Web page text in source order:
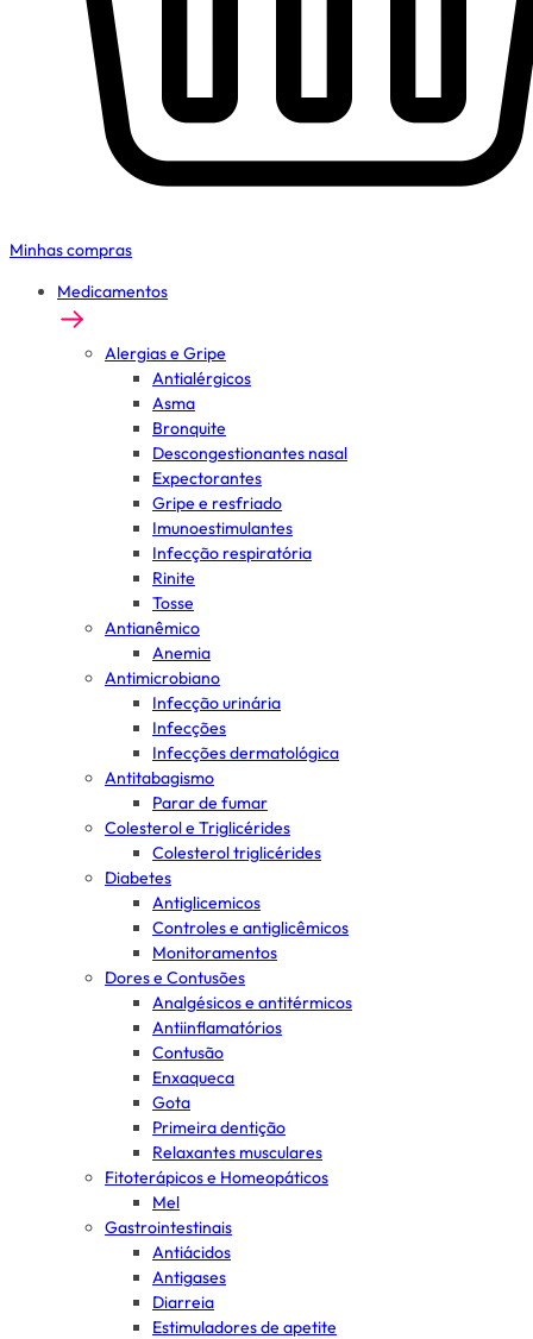
Minhas compras
Medicamentos
Alergias e Gripe
Antialérgicos
Asma
Bronquite
Descongestionantes nasal
Expectorantes
Gripe e resfriado
Imunoestimulantes
Infecção respiratória
Rinite
Tosse
Antianêmico
Anemia
Antimicrobiano
Infecção urinária
Infecções
Infecções dermatológica
Antitabagismo
Parar de fumar
Colesterol e Triglicérides
Colesterol triglicérides
Diabetes
Antiglicemicos
Controles e antiglicêmicos
Monitoramentos
Dores e Contusões
Analgésicos e antitérmicos
Antiinflamatórios
Contusão
Enxaqueca
Gota
Primeira dentição
Relaxantes musculares
Fitoterápicos e Homeopáticos
Mel
Gastrointestinais
Antiácidos
Antigases
Diarreia
Estimuladores de apetite